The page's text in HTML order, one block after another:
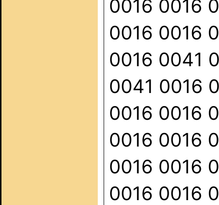
0016 0016
0016 0016
0016 0041
0041 0016
0016 0016
0016 0016
0016 0016
0016 0016